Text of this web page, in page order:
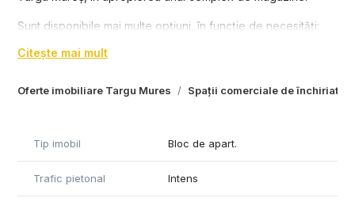
Oferte imobiliare Targu Mures Spații comerciale de închiriat
Sunt disponibile mai multe opțiuni, în funcție de necesități:
140 mp
89 mp
38 mp
Spațiile sunt semifinisate, oferind posibilitatea de amenajare
și compartimentare în funcție de activitatea desfășurată.
Citește mai mult
Tip imobil Bloc de apart.
Trafic pietonal Intens